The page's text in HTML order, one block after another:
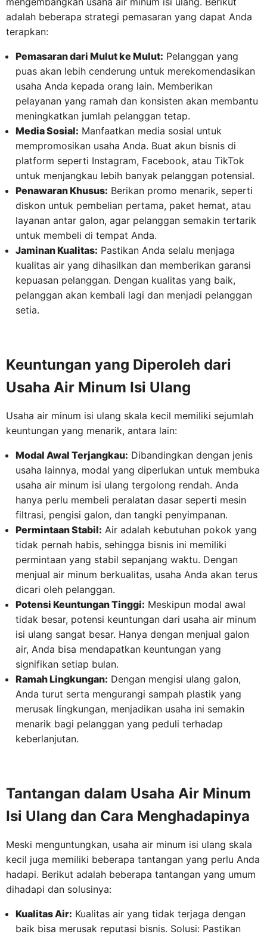
adalah beberapa strategi pemasaran yang dapat Anda
terapkan:
Pemasaran dari Mulut ke Mulut: Pelanggan yang
puas akan lebih cenderung untuk merekomendasikan
usaha Anda kepada orang lain. Memberikan
pelayanan yang ramah dan konsisten akan membantu
meningkatkan jumlah pelanggan tetap.
Media Sosial: Manfaatkan media sosial untuk
mempromosikan usaha Anda. Buat akun bisnis di
platform seperti Instagram, Facebook, atau TikTok
untuk menjangkau lebih banyak pelanggan potensial.
Penawaran Khusus: Berikan promo menarik, seperti
diskon untuk pembelian pertama, paket hemat, atau
layanan antar galon, agar pelanggan semakin tertarik
untuk membeli di tempat Anda.
Jaminan Kualitas: Pastikan Anda selalu menjaga
kualitas air yang dihasilkan dan memberikan garansi
kepuasan pelanggan. Dengan kualitas yang baik,
pelanggan akan kembali lagi dan menjadi pelanggan
setia.
Keuntungan yang Diperoleh dari
Usaha Air Minum Isi Ulang
Usaha air minum isi ulang skala kecil memiliki sejumlah
keuntungan yang menarik, antara lain:
Modal Awal Terjangkau: Dibandingkan dengan jenis
usaha lainnya, modal yang diperlukan untuk membuka
usaha air minum isi ulang tergolong rendah. Anda
hanya perlu membeli peralatan dasar seperti mesin
filtrasi, pengisi galon, dan tangki penyimpanan.
Permintaan Stabil: Air adalah kebutuhan pokok yang
tidak pernah habis, sehingga bisnis ini memiliki
permintaan yang stabil sepanjang waktu. Dengan
menjual air minum berkualitas, usaha Anda akan terus
dicari oleh pelanggan.
Potensi Keuntungan Tinggi: Meskipun modal awal
tidak besar, potensi keuntungan dari usaha air minum
isi ulang sangat besar. Hanya dengan menjual galon
air, Anda bisa mendapatkan keuntungan yang
signifikan setiap bulan.
Ramah Lingkungan: Dengan mengisi ulang galon,
Anda turut serta mengurangi sampah plastik yang
merusak lingkungan, menjadikan usaha ini semakin
menarik bagi pelanggan yang peduli terhadap
keberlanjutan.
Tantangan dalam Usaha Air Minum
Isi Ulang dan Cara Menghadapinya
Meski menguntungkan, usaha air minum isi ulang skala
kecil juga memiliki beberapa tantangan yang perlu Anda
hadapi. Berikut adalah beberapa tantangan yang umum
dihadapi dan solusinya:
Kualitas Air: Kualitas air yang tidak terjaga dengan
baik bisa merusak reputasi bisnis. Solusi: Pastikan